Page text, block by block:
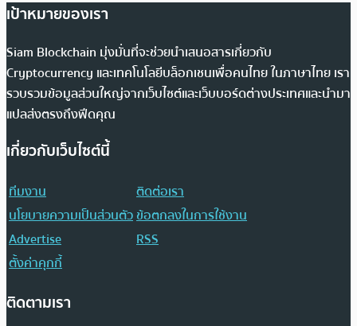
เป้าหมายของเรา
Siam Blockchain มุ่งมั่นที่จะช่วยนำเสนอสารเกี่ยวกับ
Cryptocurrency และเทคโนโลยีบล็อกเชนเพื่อคนไทย ในภาษาไทย เรา
รวบรวมข้อมูลส่วนใหญ่จากเว็บไซต์และเว็บบอร์ดต่างประเทศและนำมา
แปลส่งตรงถึงฟีดคุณ
เกี่ยวกับเว็บไซต์นี้
ทีมงาน
ติดต่อเรา
นโยบายความเป็นส่วนตัวข้อตกลงในการใช้งาน
Advertise
RSS
ตั้งค่าคุกกี้
ติดตามเรา